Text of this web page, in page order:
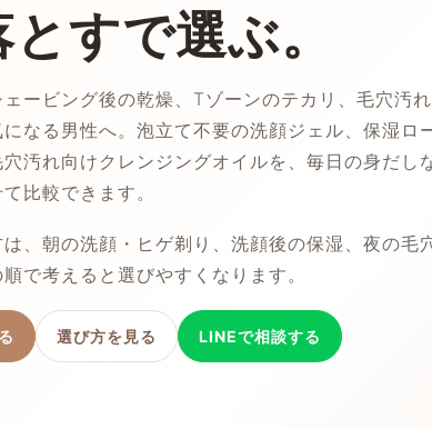
すで選ぶ。
ービング後の乾燥、Tゾーンのテカリ、毛穴汚れ
なる男性へ。泡立て不要の洗顔ジェル、保湿ロ
穴汚れ向けクレンジングオイルを、毎日の身だし
比較できます。
、朝の洗顔・ヒゲ剃り、洗顔後の保湿、夜の毛
で考えると選びやすくなります。
選び方を見る LINEで相談する